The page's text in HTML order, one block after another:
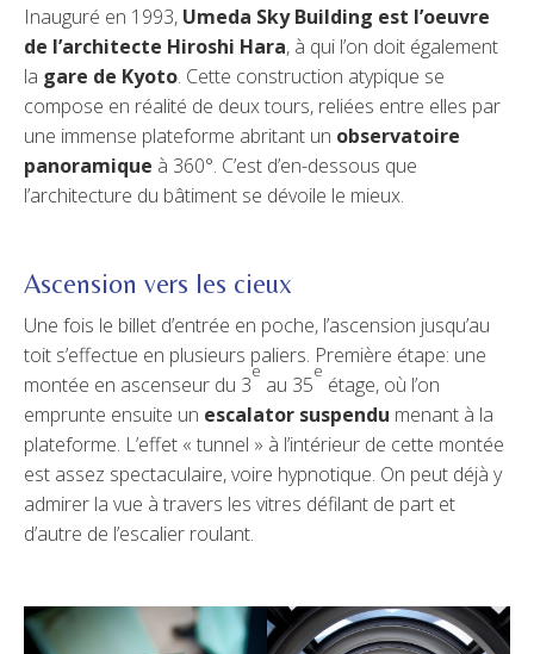
Inauguré en 1993, Umeda Sky Building est l’oeuvre
de l’architecte Hiroshi Hara, à qui l’on doit également
la gare de Kyoto. Cette construction atypique se
compose en réalité de deux tours, reliées entre elles par
une immense plateforme abritant un observatoire
panoramique à 360°. C’est d’en-dessous que
l’architecture du bâtiment se dévoile le mieux.
Ascension vers les cieux
Une fois le billet d’entrée en poche, l’ascension jusqu’au
toit s’effectue en plusieurs paliers. Première étape: une
montée en ascenseur du 3
e
au 35
e
étage, où l’on
emprunte ensuite un escalator suspendu menant à la
plateforme. L’effet « tunnel » à l’intérieur de cette montée
est assez spectaculaire, voire hypnotique. On peut déjà y
admirer la vue à travers les vitres défilant de part et
d’autre de l’escalier roulant.